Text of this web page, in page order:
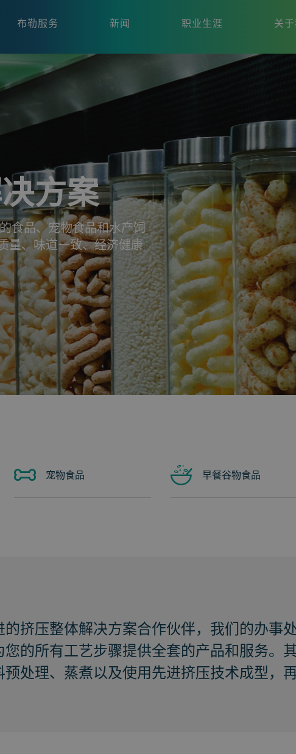
布勒服务 新闻 职业生涯
关
方案
食品、宠物食品和水产饲
量、味道一致、经济健康
宠物食品 早餐谷物食品
挤压整体解决方案合作伙伴，我们的办事
您的所有工艺步骤提供全套的产品和服务。
预处理、蒸煮以及使用先进挤压技术成型，